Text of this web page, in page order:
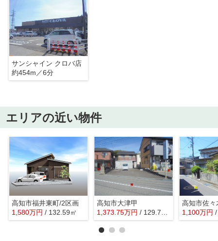
サンシャイン クロバ店
約454m／6分
エリアの近い物件
高知市福井東町/2区画
1,580万円 / 132.59㎡
高知市大津甲
1,373.75万円 / 129.78㎡
高知市佐々
1,100万円